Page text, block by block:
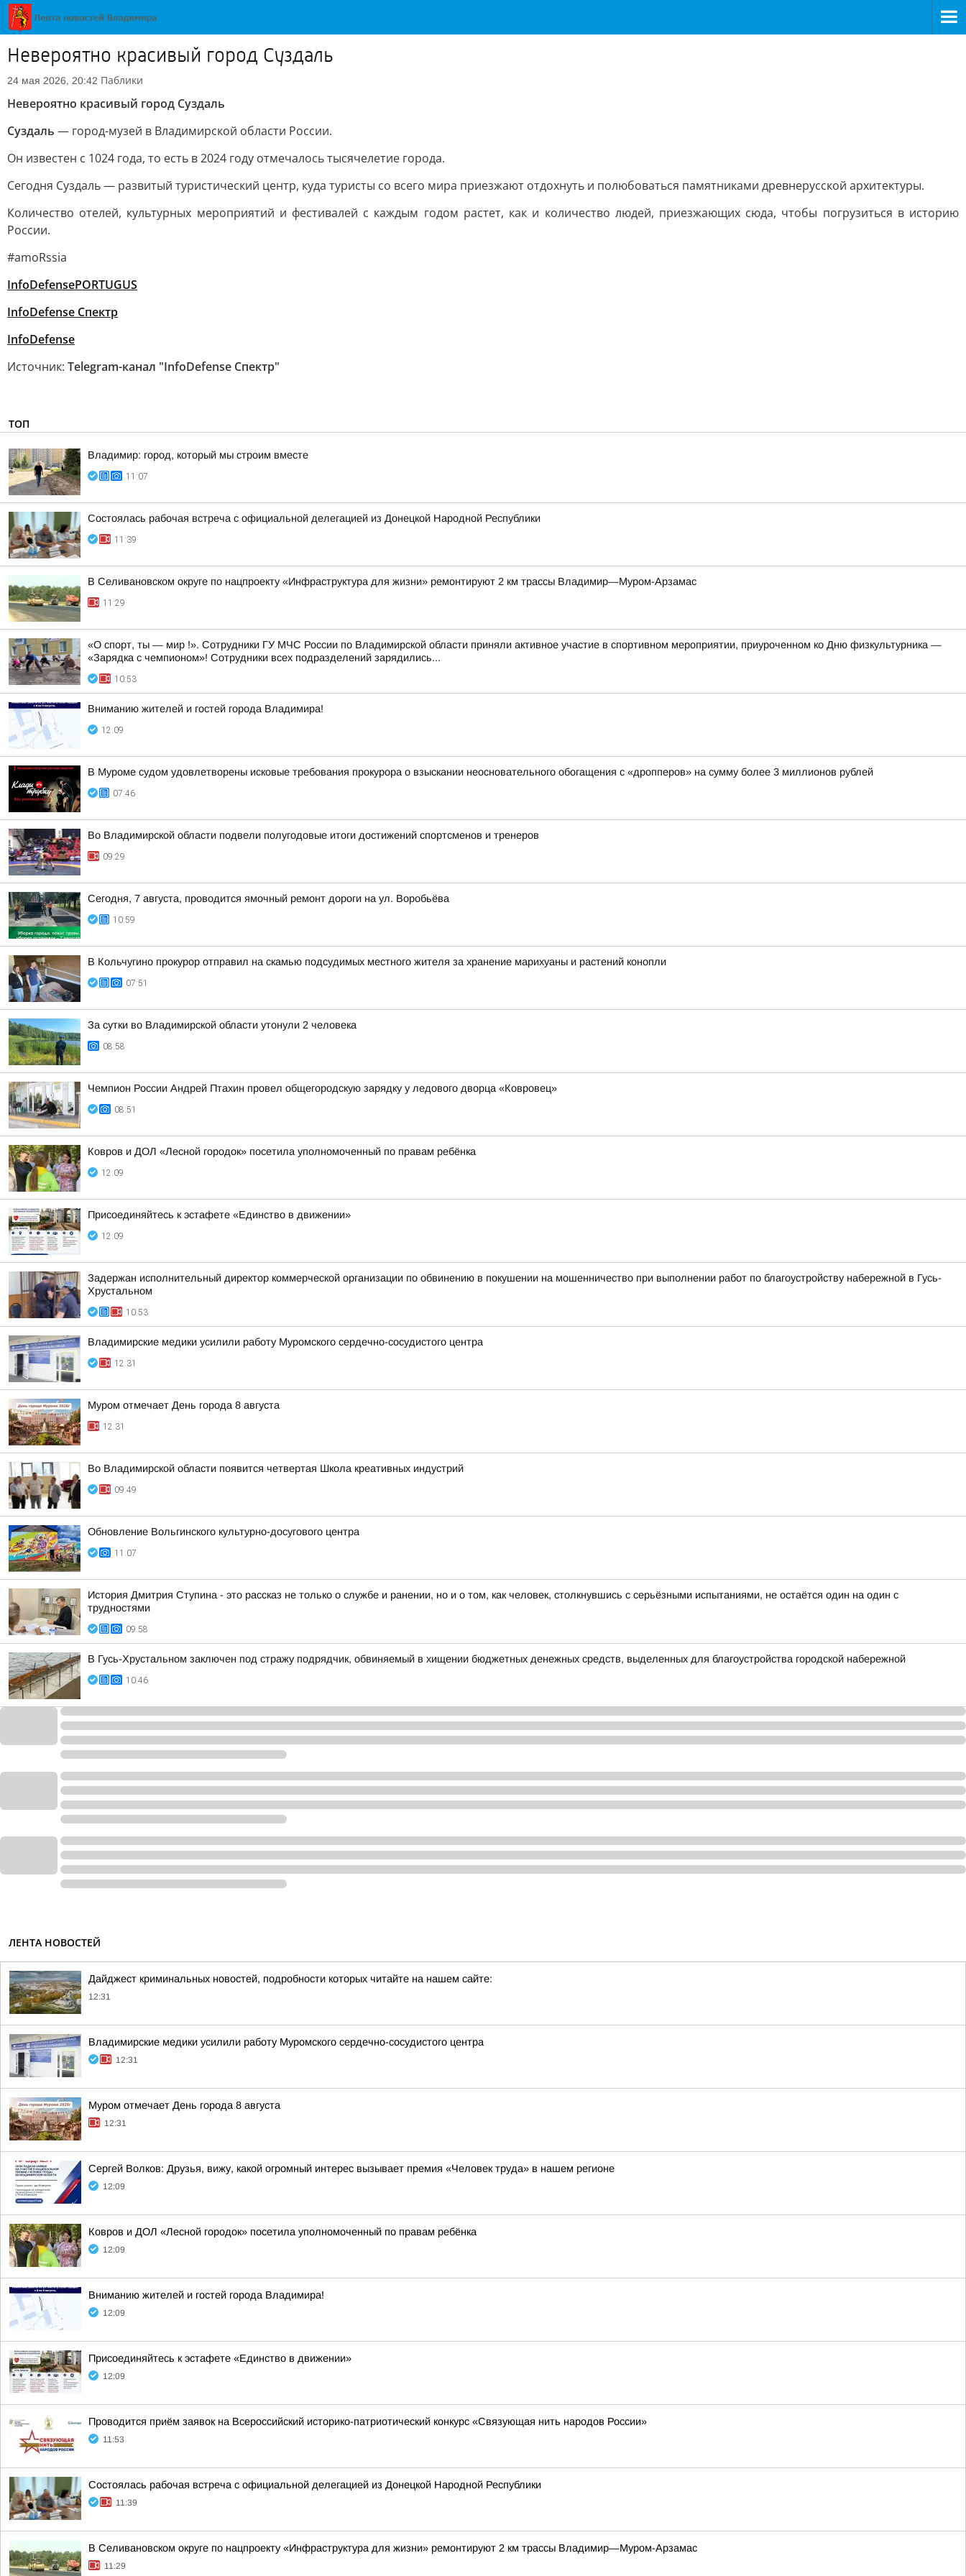
Невероятно красивый город Суздаль
24 мая 2026, 20:42 Паблики
Невероятно красивый город Суздаль
Суздаль — город-музей в Владимирской области России.
Он известен с 1024 года, то есть в 2024 году отмечалось тысячелетие города.
Сегодня Суздаль — развитый туристический центр, куда туристы со всего мира приезжают отдохнуть и полюбоваться памятниками древнерусской архитектуры.
Количество отелей, культурных мероприятий и фестивалей с каждым годом растет, как и количество людей, приезжающих сюда, чтобы погрузиться в историю
России.
#amoRssia
InfoDefensePORTUGUS
InfoDefense Спектр
InfoDefense
Источник: Telegram-канал "InfoDefense Спектр"
ТОП
Владимир: город, который мы строим вместе
11:07
Состоялась рабочая встреча с официальной делегацией из Донецкой Народной Республики
11:39
В Селивановском округе по нацпроекту «Инфраструктура для жизни» ремонтируют 2 км трассы Владимир—Муром-Арзамас
11:29
«О спорт, ты — мир !». Сотрудники ГУ МЧС России по Владимирской области приняли активное участие в спортивном мероприятии, приуроченном ко Дню физкультурника —
«Зарядка с чемпионом»! Сотрудники всех подразделений зарядились...
10:53
Вниманию жителей и гостей города Владимира!
12:09
В Муроме судом удовлетворены исковые требования прокурора о взыскании неосновательного обогащения с «дропперов» на сумму более 3 миллионов рублей
07:46
Во Владимирской области подвели полугодовые итоги достижений спортсменов и тренеров
09:29
Сегодня, 7 августа, проводится ямочный ремонт дороги на ул. Воробьёва
10:59
В Кольчугино прокурор отправил на скамью подсудимых местного жителя за хранение марихуаны и растений конопли
07:51
За сутки во Владимирской области утонули 2 человека
08:58
Чемпион России Андрей Птахин провел общегородскую зарядку у ледового дворца «Ковровец»
08:51
Ковров и ДОЛ «Лесной городок» посетила уполномоченный по правам ребёнка
12:09
Присоединяйтесь к эстафете «Единство в движении»
12:09
Задержан исполнительный директор коммерческой организации по обвинению в покушении на мошенничество при выполнении работ по благоустройству набережной в Гусь-
Хрустальном
10:53
Владимирские медики усилили работу Муромского сердечно-сосудистого центра
12:31
Муром отмечает День города 8 августа
12:31
Во Владимирской области появится четвертая Школа креативных индустрий
09:49
Обновление Вольгинского культурно-досугового центра
11:07
История Дмитрия Ступина - это рассказ не только о службе и ранении, но и о том, как человек, столкнувшись с серьёзными испытаниями, не остаётся один на один с
трудностями
09:58
В Гусь-Хрустальном заключен под стражу подрядчик, обвиняемый в хищении бюджетных денежных средств, выделенных для благоустройства городской набережной
10:46
ЛЕНТА НОВОСТЕЙ
Дайджест криминальных новостей, подробности которых читайте на нашем сайте:
12:31
Владимирские медики усилили работу Муромского сердечно-сосудистого центра
12:31
Муром отмечает День города 8 августа
12:31
Сергей Волков: Друзья, вижу, какой огромный интерес вызывает премия «Человек труда» в нашем регионе
12:09
Ковров и ДОЛ «Лесной городок» посетила уполномоченный по правам ребёнка
12:09
Вниманию жителей и гостей города Владимира!
12:09
Присоединяйтесь к эстафете «Единство в движении»
12:09
Проводится приём заявок на Всероссийский историко-патриотический конкурс «Связующая нить народов России»
11:53
Состоялась рабочая встреча с официальной делегацией из Донецкой Народной Республики
11:39
В Селивановском округе по нацпроекту «Инфраструктура для жизни» ремонтируют 2 км трассы Владимир—Муром-Арзамас
11:29